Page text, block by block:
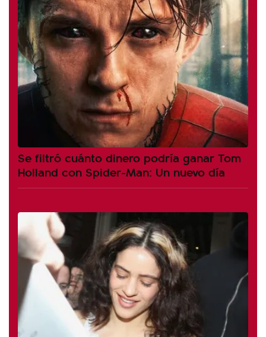
Se filtró cuánto dinero podría ganar Tom
Holland con Spider-Man: Un nuevo día